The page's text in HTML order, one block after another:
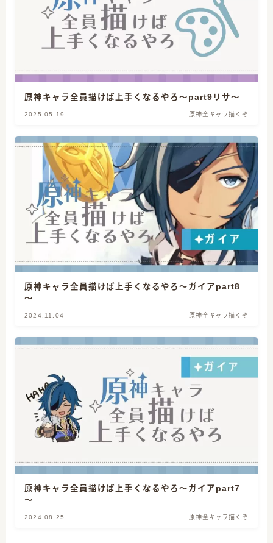
原神キャラ全員描けば上手くなるやろ～part9リサ～
2025.05.19 原神全キャラ描くぞ
原神キャラ全員描けば上手くなるやろ～ガイアpart8
～
2024.11.04 原神全キャラ描くぞ
原神キャラ全員描けば上手くなるやろ～ガイアpart7
～
2024.08.25 原神全キャラ描くぞ